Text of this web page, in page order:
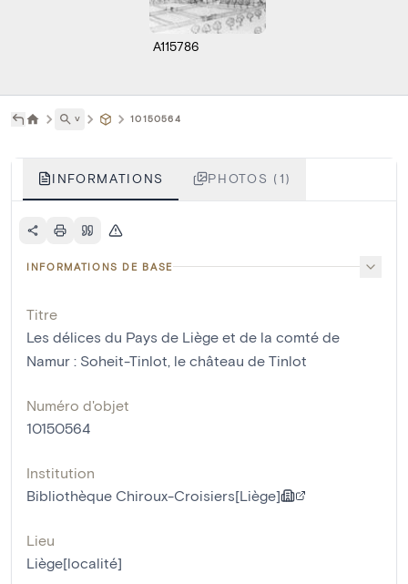
A115786
˅ 10150564
INFORMATIONS PHOTOS (1)
INFORMATIONS DE BASE
Titre
Les délices du Pays de Liège et de la comté de
Namur : Soheit-Tinlot, le château de Tinlot
Numéro d'objet
10150564
Institution
Bibliothèque Chiroux-Croisiers[Liège]
Lieu
Liège[localité]